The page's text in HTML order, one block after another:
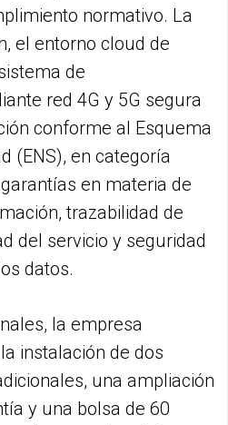
normativo. La
el entorno cloud de
de
red 4G y 5G segura
conforme al Esquema
(ENS), en categoría
en materia de
trazabilidad de
del servicio y seguridad
datos.
la empresa
instalación de dos
una ampliación
y una bolsa de 60